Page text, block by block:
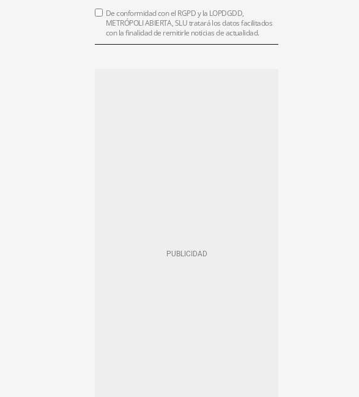
De conformidad con el RGPD y la LOPDGDD,
METRÓPOLI ABIERTA, SLU tratará los datos facilitados
con la finalidad de remitirle noticias de actualidad.